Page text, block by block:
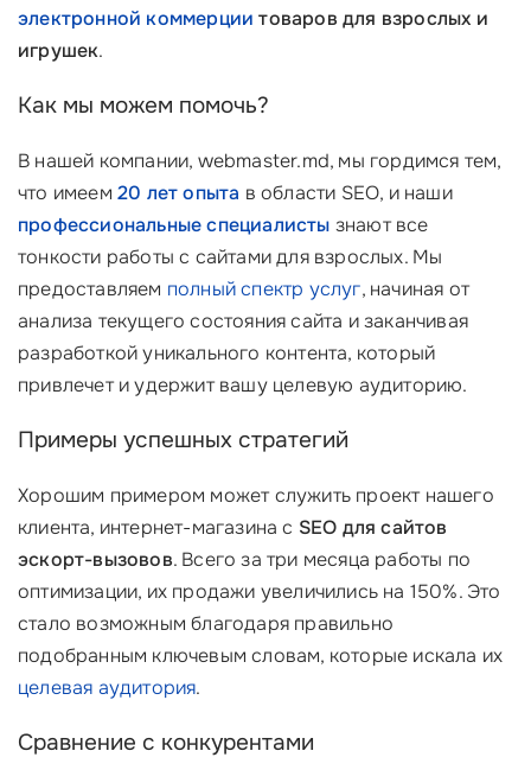
электронной коммерции товаров для взрослых и
игрушек.
Как мы можем помочь?
В нашей компании, webmaster.md, мы гордимся тем,
что имеем 20 лет опыта в области SEO, и наши
профессиональные специалисты знают все
тонкости работы с сайтами для взрослых. Мы
предоставляем полный спектр услуг, начиная от
анализа текущего состояния сайта и заканчивая
разработкой уникального контента, который
привлечет и удержит вашу целевую аудиторию.
Примеры успешных стратегий
Хорошим примером может служить проект нашего
клиента, интернет-магазина с SEO для сайтов
эскорт-вызовов. Всего за три месяца работы по
оптимизации, их продажи увеличились на 150%. Это
стало возможным благодаря правильно
подобранным ключевым словам, которые искала их
целевая аудитория.
Сравнение с конкурентами